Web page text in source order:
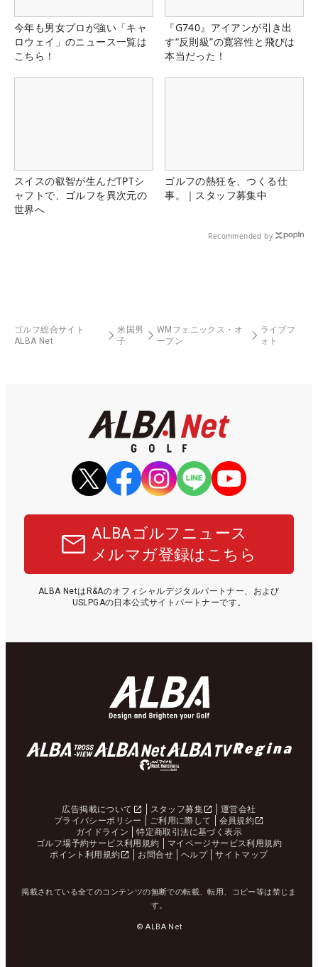
今年も男女プロが強い「キャ
ロウェイ」のニュース一覧は
こちら！
『G740』アイアンが引き出
す“反則級”の寛容性と飛びは
本当だった！
スイスの叡智が生んだTPTシ
ャフトで、ゴルフを異次元の
世界へ
ゴルフの熱狂を、つくる仕
事。｜スタッフ募集中
Recommended by
ゴルフ総合サイト
ALBA Net
米国男
子
WMフェニックス・オ
ープン
ライブフ
ォト
ALBAゴルフニュース
メルマガ登録はこちら
ALBA NetはR&Aのオフィシャルデジタルパートナー、および
USLPGAの日本公式サイトパートナーです。
広告掲載について スタッフ募集
運営会社
プライバシーポリシー
ご利用に際して
会員規約
ガイドライン
特定商取引法に基づく表示
ゴルフ場予約サービス利用規約
マイページサービス利用規約
ポイント利用規約
お問合せ ヘルプ サイトマップ
掲載されている全てのコンテンツの無断での転載、転用、コピー等は禁じま
す。
© ALBA Net